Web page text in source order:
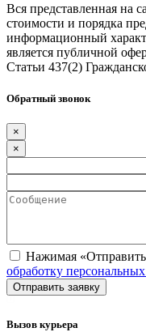
Вся представленная на
стоимости и порядка
информационный
является публичной
Статьи 437(2)
Обратный звонок
×
×
Нажимая «Отправить
обработку
Вызов курьера